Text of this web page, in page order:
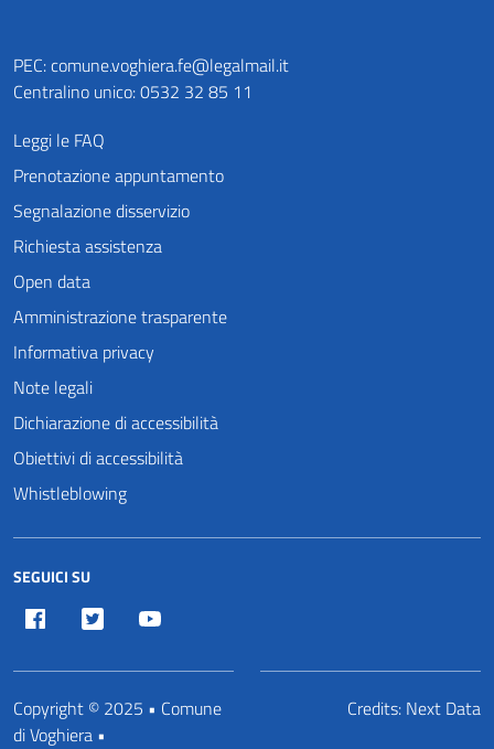
PEC:comune.voghiera.fe@legalmail.it
Centralino unico: 0532 32 85 11
Leggi le FAQ
Prenotazione appuntamento
Segnalazione disservizio
Richiesta assistenza
Open data
Amministrazione trasparente
Informativa privacy
Note legali
Dichiarazione di accessibilità
Obiettivi di accessibilità
Whistleblowing
SEGUICI SU
Facebook Twitter
Copyright © 2025 • Comune
di Voghiera •
Credits: Next Data